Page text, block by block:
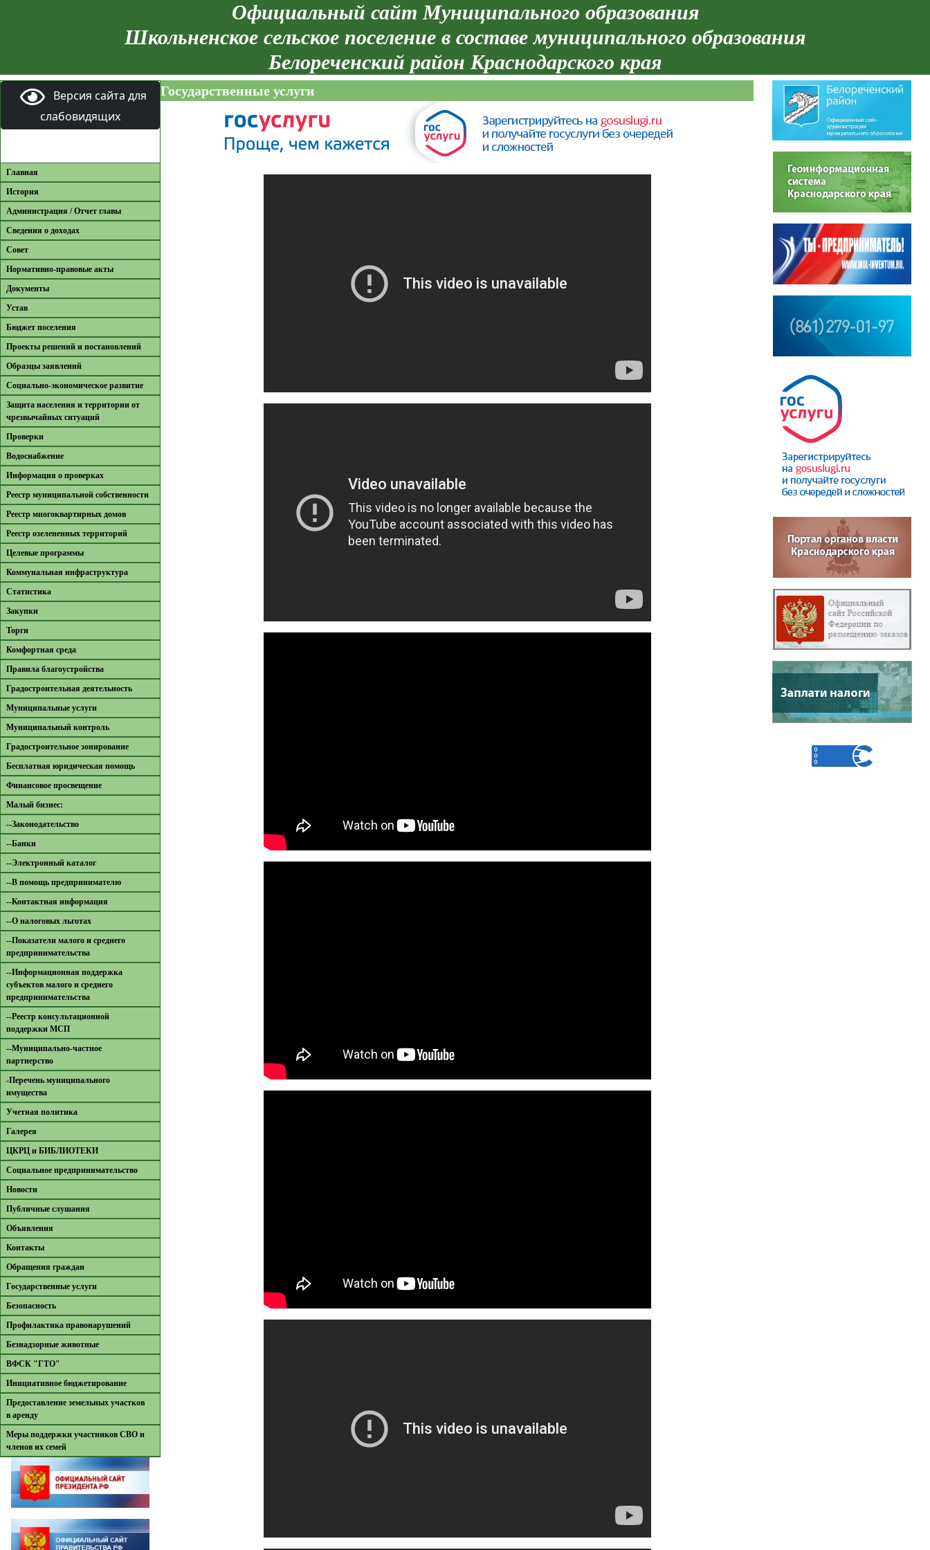
Официальный сайт Муниципального образования
Школьненское сельское поселение в составе муниципального образования
Белореченский район Краснодарского края
Версия сайта для
слабовидящих
Главная
История
Администрация / Отчет главы
Сведения о доходах
Совет
Нормативно-правовые акты
Документы
Устав
Бюджет поселения
Проекты решений и постановлений
Образцы заявлений
Cоциально-экономическое развитие
Защита населения и территории от
чрезвычайных ситуаций
Проверки
Водоснабжение
Информация о проверках
Реестр муниципальной собственности
Реестр многоквартирных домов
Реестр озелененных территорий
Целевые программы
Коммунальная инфраструктура
Cтатистика
Закупки
Торги
Комфортная среда
Правила благоустройства
Градостроительная деятельность
Муниципальные услуги
Муниципальный контроль
Градостроительное зонирование
Бесплатная юридическая помощь
Финансовое просвещение
Малый бизнес:
--Законодательство
--Банки
--Электронный каталог
--В помощь предпринимателю
--Контактная информация
--О налоговых льготах
--Показатели малого и среднего
предпринимательства
--Информационная поддержка
субъектов малого и среднего
предпринимательства
--Реестр консультационной
поддержки МСП
--Муниципально-частное
партнерство
-Перечень муниципального
имущества
Учетная политика
Галерея
ЦКРЦ и БИБЛИОТЕКИ
Социальное предпринимательство
Новости
Публичные слушания
Объявления
Контакты
Обращения граждан
Государственные услуги
Безопасность
Профилактика правонарушений
Безнадзорные животные
ВФСК "ГТО"
Инициативное бюджетирование
Предоставление земельных участков
в аренду
Меры поддержки участников СВО и
членов их семей
Государственные услуги